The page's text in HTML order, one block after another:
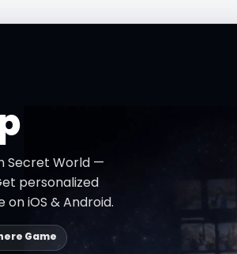
Secret World —
personalized
iOS & Android.
Game